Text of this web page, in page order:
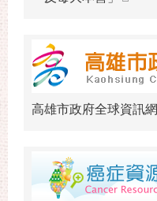
高雄市政府全球資訊網